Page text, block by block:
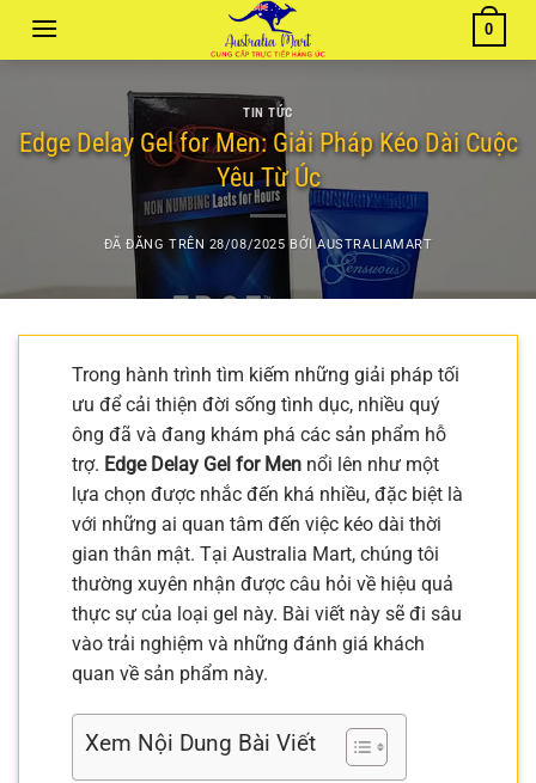
0
TIN TỨC
Edge Delay Gel for Men: Giải Pháp Kéo Dài Cuộc
Yêu Từ Úc
ĐÃ ĐĂNG TRÊN 28/08/2025 BỞIAUSTRALIAMART
Trong hành trình tìm kiếm những giải pháp tối
ưu để cải thiện đời sống tình dục, nhiều quý
ông đã và đang khám phá các sản phẩm hỗ
trợ. Edge Delay Gel for Men nổi lên như một
lựa chọn được nhắc đến khá nhiều, đặc biệt là
với những ai quan tâm đến việc kéo dài thời
gian thân mật. Tại Australia Mart, chúng tôi
thường xuyên nhận được câu hỏi về hiệu quả
thực sự của loại gel này. Bài viết này sẽ đi sâu
vào trải nghiệm và những đánh giá khách
quan về sản phẩm này.
Xem Nội Dung Bài Viết